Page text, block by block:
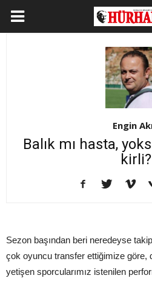
Engin
Balık mı hasta,
kirli?
Sezon başından beri neredeyse
çok oyuncu transfer ettiğimize göre,
yetişen sporcularımız istenilen